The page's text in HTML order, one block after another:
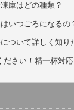
庫はどの種類？
いつごろになるの
ついて詳しく知
さい！精一杯対応